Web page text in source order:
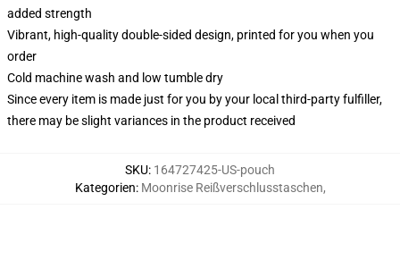
added strength
Vibrant, high-quality double-sided design, printed for you when you
order
Cold machine wash and low tumble dry
Since every item is made just for you by your local third-party fulfiller,
there may be slight variances in the product received
SKU: 164727425-US-pouch
Kategorien: Moonrise Reißverschlusstaschen,